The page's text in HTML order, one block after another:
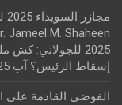
2025 للجولاني: كش ملك
إسقاط الرئيس؟ آب 2025